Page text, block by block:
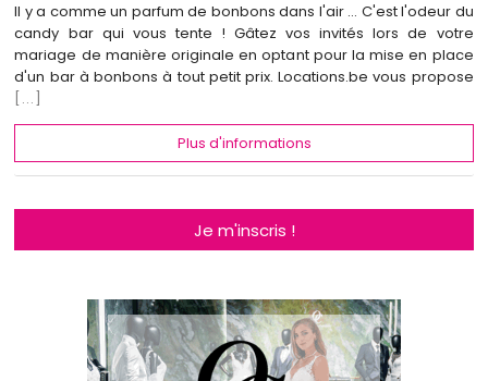
Il y a comme un parfum de bonbons dans l'air ... C'est l'odeur du
candy bar qui vous tente ! Gâtez vos invités lors de votre
mariage de manière originale en optant pour la mise en place
d'un bar à bonbons à tout petit prix. Locations.be vous propose
[...]
Plus d'informations
Je m'inscris !